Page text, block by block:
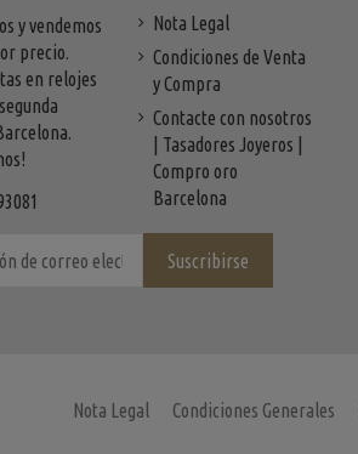
y vendemos
precio.
en relojes
Nota Legal
Condiciones de Venta
y Compra
Contacte con nosotros
| Tasadores Joyeros |
Compro oro
Barcelona
Nota Legal Condiciones Generales